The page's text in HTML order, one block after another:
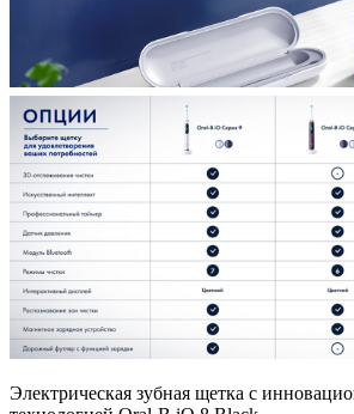
Электрическая зубная щетка с